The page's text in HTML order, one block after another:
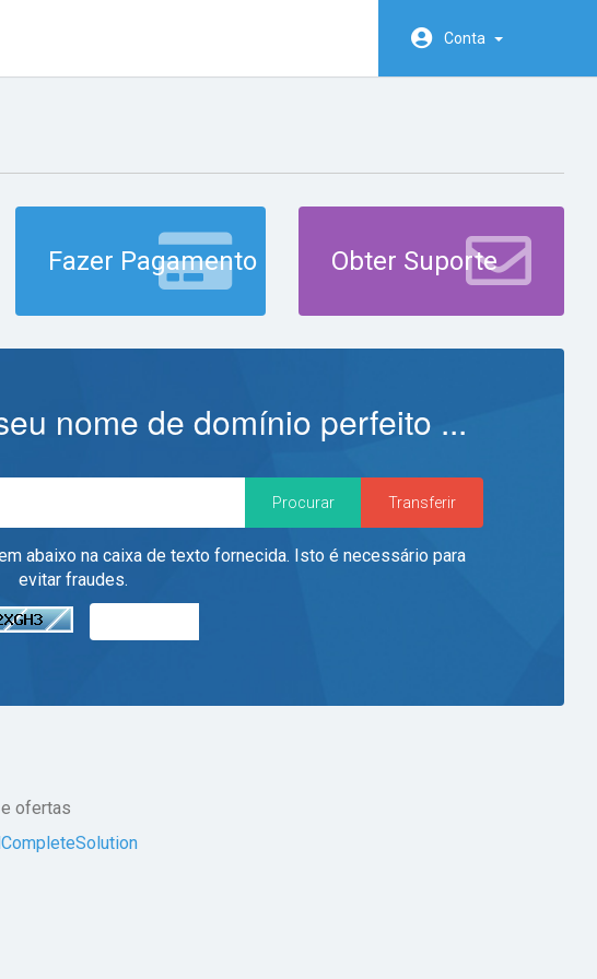
Conta
Fazer Pagamento Obter Suporte
nome de domínio perfeito ...
abaixo na caixa de texto fornecida. Isto é necessário para
evitar fraudes.
ofertas